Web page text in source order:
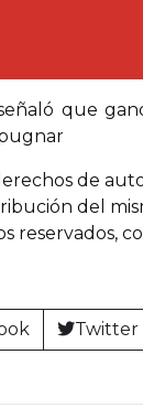
que
de
del
reservados,
Twitter